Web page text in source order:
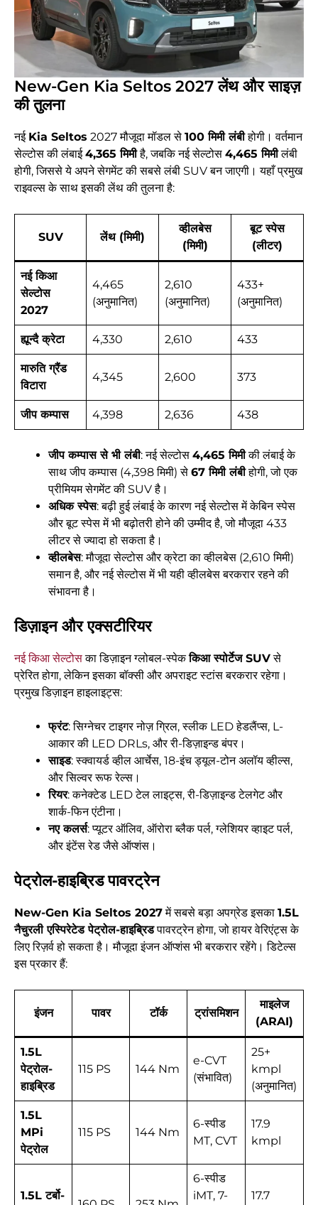
New-Gen Kia Seltos 2027लेंथ और साइज़
की तुलना
नई Kia Seltos 2027 मौजूदा मॉडल से 100 मिमी लंबीहोगी। वर्तमान
सेल्टोस की लंबाई4,365 मिमीहै, जबकि नई सेल्टोस 4,465 मिमीलंबी
होगी, जिससे ये अपने सेगमेंट की सबसे लंबी SUV बन जाएगी। यहाँ प्रमुख
राइवल्स के साथ इसकी लेंथ की तुलना है:
SUV लेंथ (मिमी)
व्हीलबेस
(मिमी)
बूट स्पेस
(लीटर)
नई किआ
सेल्टोस
2027
4,465
(अनुमानित)
2,610
(अनुमानित)
433+
(अनुमानित)
ह्यून्दै क्रेटा 4,330 2,610 433
मारुति ग्रैंड
विटारा
4,345 2,600 373
जीप कम्पास 4,398 2,636 438
जीप कम्पास से भी लंबी: नई सेल्टोस 4,465 मिमीकी लंबाई के
साथ जीप कम्पास (4,398 मिमी) से 67 मिमी लंबीहोगी, जो एक
प्रीमियम सेगमेंट की SUV है।
अधिक स्पेस: बढ़ी हुई लंबाई के कारण नई सेल्टोस में केबिन स्पेस
और बूट स्पेस में भी बढ़ोतरी होने की उम्मीद है, जो मौजूदा 433
लीटर से ज्यादा हो सकता है।
व्हीलबेस: मौजूदा सेल्टोस और क्रेटा का व्हीलबेस (2,610 मिमी)
समान है, और नई सेल्टोस में भी यही व्हीलबेस बरकरार रहने की
संभावना है।
डिज़ाइन और एक्सटीरियर
नई किआ सेल्टोसका डिज़ाइन ग्लोबल-स्पेककिआ स्पोर्टेज SUVसे
प्रेरित होगा, लेकिन इसका बॉक्सी और अपराइट स्टांस बरकरार रहेगा।
प्रमुख डिज़ाइन हाइलाइट्स:
फ्रंट: सिग्नेचर टाइगर नोज़ ग्रिल, स्लीक LED हेडलैंप्स, L-
आकार की LED DRLs, और री-डिज़ाइन्ड बंपर।
साइड: स्क्वायर्ड व्हील आर्चेस, 18-इंच ड्यूल-टोन अलॉय व्हील्स,
और सिल्वर रूफ रेल्स।
रियर: कनेक्टेड LED टेल लाइट्स, री-डिज़ाइन्ड टेलगेट और
शार्क-फिन एंटीना।
नए कलर्स: प्यूटर ऑलिव, ऑरोरा ब्लैक पर्ल, ग्लेशियर व्हाइट पर्ल,
और इंटेंस रेड जैसे ऑप्शंस।
पेट्रोल-हाइब्रिड पावरट्रेन
New-Gen Kia Seltos 2027में सबसे बड़ा अपग्रेड इसका 1.5L
नैचुरली एस्पिरेटेड पेट्रोल-हाइब्रिडपावरट्रेन होगा, जो हायर वेरिएंट्स के
लिए रिज़र्व हो सकता है। मौजूदा इंजन ऑप्शंस भी बरकरार रहेंगे। डिटेल्स
इस प्रकार हैं:
इंजन पावर टॉर्क ट्रांसमिशन
माइलेज
(ARAI)
1.5L
पेट्रोल-
हाइब्रिड
115 PS 144 Nm
e-CVT
(संभावित)
25+
kmpl
(अनुमानित)
1.5L
MPi
पेट्रोल
115 PS 144 Nm
6-स्पीड
MT, CVT
17.9
kmpl
1.5L टर्बो-
6-स्पीड
iMT, 7-
17.7